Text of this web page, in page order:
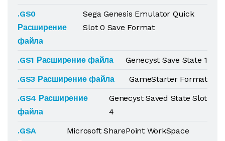
.GS0
Расширение
файла
Sega Genesis Emulator Quick
Slot 0 Save Format
.GS1 Расширение файла
Genecyst Save State 1
.GS3 Расширение файла
GameStarter Format
.GS4 Расширение
файла
Genecyst Saved State Slot
4
.GSA
Microsoft SharePoint WorkSpace